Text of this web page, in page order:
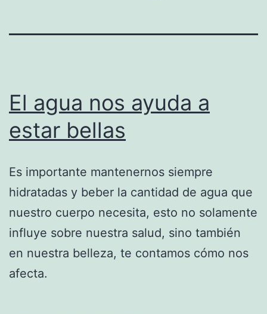
El agua nos ayuda a
estar bellas
Es importante mantenernos siempre
hidratadas y beber la cantidad de agua que
nuestro cuerpo necesita, esto no solamente
influye sobre nuestra salud, sino también
en nuestra belleza, te contamos cómo nos
afecta.